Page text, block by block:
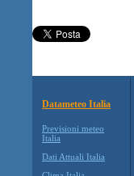
Datameteo Italia
Previsioni meteo
Italia
Dati Attuali Italia